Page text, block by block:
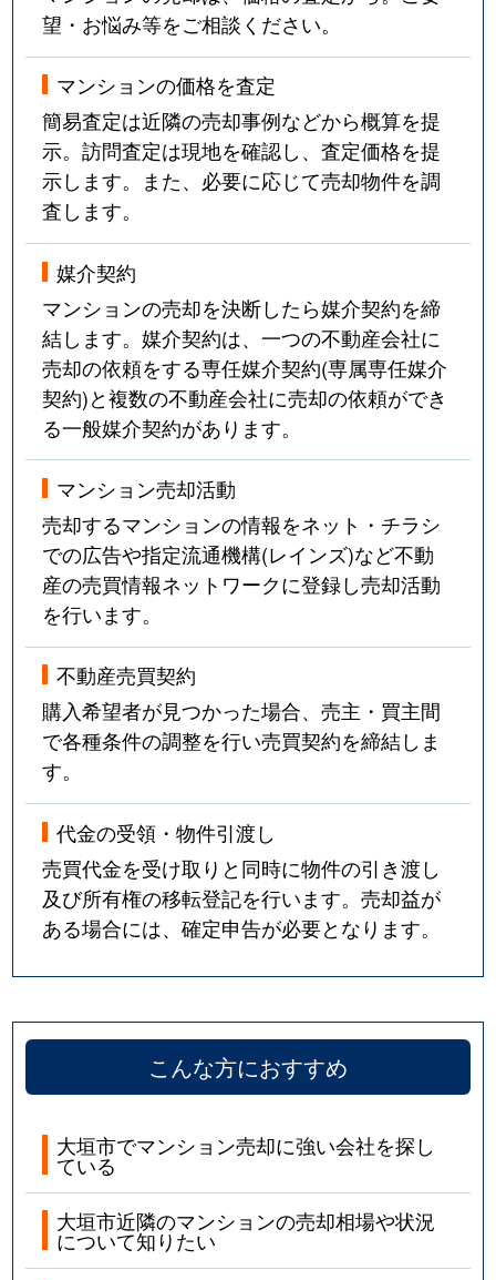
望・お悩み等をご相談ください。
マンションの価格を査定
簡易査定は近隣の売却事例などから概算を提
示。訪問査定は現地を確認し、査定価格を提
示します。また、必要に応じて売却物件を調
査します。
媒介契約
マンションの売却を決断したら媒介契約を締
結します。媒介契約は、一つの不動産会社に
売却の依頼をする専任媒介契約(専属専任媒介
契約)と複数の不動産会社に売却の依頼ができ
る一般媒介契約があります。
マンション売却活動
売却するマンションの情報をネット・チラシ
での広告や指定流通機構(レインズ)など不動
産の売買情報ネットワークに登録し売却活動
を行います。
不動産売買契約
購入希望者が見つかった場合、売主・買主間
で各種条件の調整を行い売買契約を締結しま
す。
代金の受領・物件引渡し
売買代金を受け取りと同時に物件の引き渡し
及び所有権の移転登記を行います。売却益が
ある場合には、確定申告が必要となります。
こんな方におすすめ
大垣市でマンション売却に強い会社を探し
ている
大垣市近隣のマンションの売却相場や状況
について知りたい